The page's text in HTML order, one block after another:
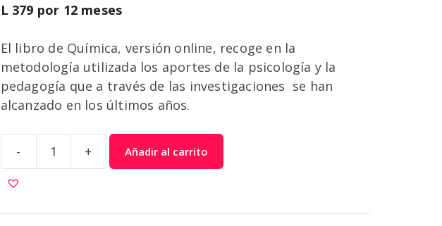
L 379 por 12 meses
El libro de Química, versión online, recoge en la
metodología utilizada los aportes de la psicología y la
pedagogía que a través de las investigaciones se han
alcanzado en los últimos años.
-
10
Colibri
+ Añadir al carrito